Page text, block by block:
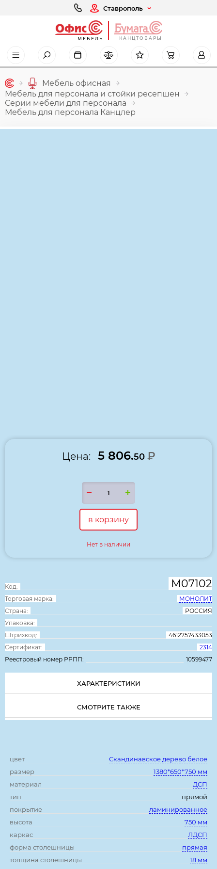
Ставрополь
МЕБЕЛЬ КАНЦТОВАРЫ
Мебель офисная
Мебель для персонала и стойки ресепшен
Серии мебели для персонала
Мебель для персонала Канцлер
Код: М07102
Торговая марка:
МОНОЛИТ
Страна:
РОССИЯ
Упаковка:
Штрихкод:
4612757433053
Сертификат:
2314
Реестровый номер РРПП:
10599477
Цена: 5 806.50 ₽
в корзину
Нет в наличии
ХАРАКТЕРИСТИКИ
СМОТРИТЕ ТАКЖЕ
цвет
Скандинавское дерево белое
размер
1380*650*750 мм
материал
ДСП
тип
прямой
покрытие
ламинированное
высота
750 мм
каркас
ЛДСП
форма столешницы
прямая
толщина столешницы
18 мм